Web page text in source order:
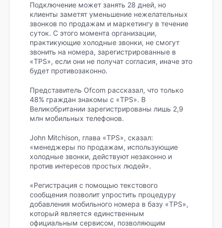
Подключение может занять 28 дней, но
клиенты заметят уменьшение нежелательных
звонков по продажам и маркетингу в течение
суток. С этого момента организации,
практикующие холодные звонки, не смогут
звонить на номера, зарегистрированные в
«TPS», если они не получат согласия, иначе это
будет противозаконно.
Представитель Ofcom рассказал, что только
48% граждан знакомы с «TPS». В
Великобритании зарегистрированы лишь 2,9
млн мобильных телефонов.
John Mitchison, глава «TPS», сказал:
«менеджеры по продажам, использующие
холодные звонки, действуют незаконно и
против интересов простых людей».
«Регистрация с помощью текстового
сообщения позволит упростить процедуру
добавления мобильного номера в базу «TPS»,
который является единственным
официальным сервисом, позволяющим